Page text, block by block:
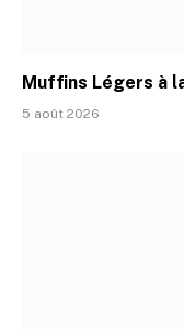
Muffins Légers à
5 août 2026